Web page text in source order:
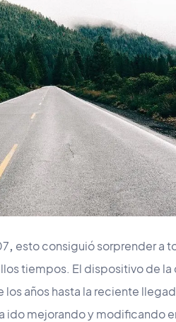
, esto consiguió sorprender a
tiempos. El dispositivo de
años hasta la reciente
ido mejorando y modificando